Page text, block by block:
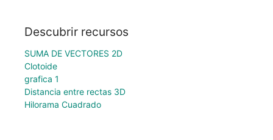
Descubrir recursos
SUMA DE VECTORES 2D
Clotoide
grafica 1
Distancia entre rectas 3D
Hilorama Cuadrado